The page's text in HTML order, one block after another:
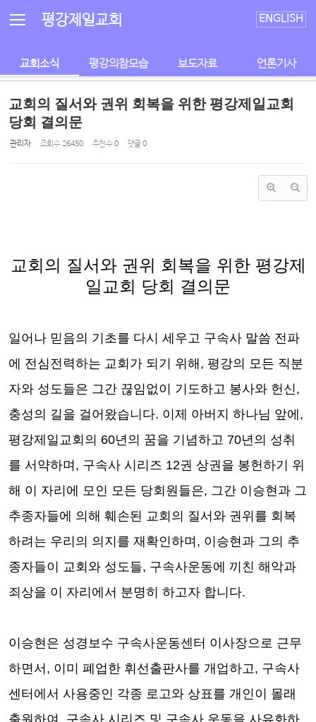
평강제일교회 ENGLISH
교회소식 평강의참모습 보도자료 언론기사
교회의 질서와 권위 회복을 위한 평강제일교회
당회 결의문
관리자 조회 수26450 추천 수0 댓글0
교회의 질서와 권위 회복을 위한 평강제
일교회 당회 결의문
일어나 믿음의 기초를 다시 세우고 구속사 말씀 전파
에 전심전력하는 교회가 되기 위해 , 평강의 모든 직분
자와 성도들은 그간 끊임없이 기도하고 봉사와 헌신,
충성의 길을 걸어왔습니다. 이제 아버지 하나님 앞에 ,
평강제일교회의 60년의 꿈을 기념하고 70년의 성취
를 서약하며 , 구속사 시리즈 12권 상권을 봉헌하기 위
해 이 자리에 모인 모든 당회원들은, 그간 이승현과 그
추종자들에 의해 훼손된 교회의 질서와 권위를 회복
하려는 우리의 의지를 재확인하며 , 이승현과 그의 추
종자들이 교회와 성도들, 구속사운동에 끼친 해악과
죄상을 이 자리에서 분명히 하고자 합니다.
이승현은 성경보수 구속사운동센터 이사장으로 근무
하면서 , 이미 폐업한 휘선출판사를 개업하고, 구속사
센터에서 사용중인 각종 로고와 상표를 개인이 몰래
출원하여 , 구속사 시리즈 및 구속사 운동을 사유화하